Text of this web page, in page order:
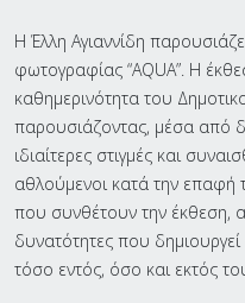
Η Έλλη Αγιαννίδη
φωτογραφίας “AQUA”. Η
καθημερινότητα του
παρουσιάζοντας, μέσα από
ιδιαίτερες στιγμές και
αθλούμενοι κατά την επαφή
που συνθέτουν την έκθεση,
δυνατότητες που
τόσο εντός, όσο και εκτός